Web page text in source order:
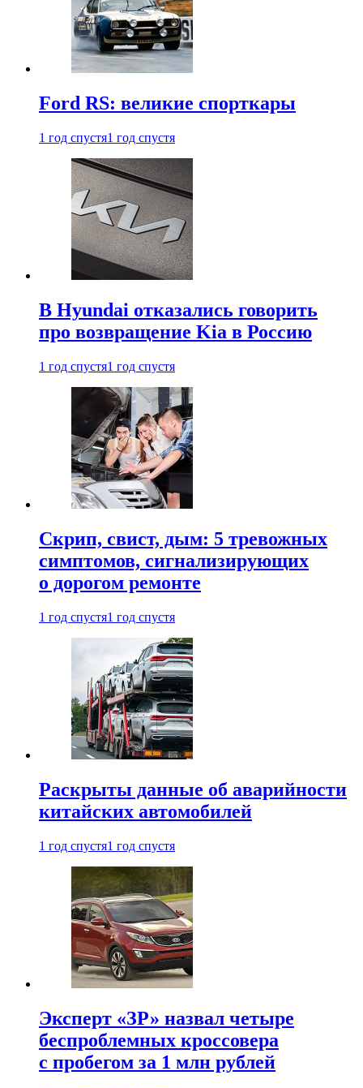
Ford RS: великие спорткары
1 год спустя1 год спустя
В Hyundai отказались говорить
про возвращение Kia в Россию
1 год спустя1 год спустя
Скрип, свист, дым: 5 тревожных
симптомов, сигнализирующих
о дорогом ремонте
1 год спустя1 год спустя
Раскрыты данные об аварийности
китайских автомобилей
1 год спустя1 год спустя
Эксперт «ЗР» назвал четыре
беспроблемных кроссовера
с пробегом за 1 млн рублей